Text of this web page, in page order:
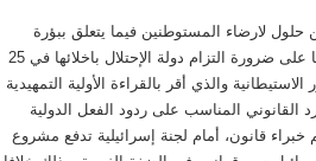
لارضاء المستوطنين فيما يتعلق ببؤرة
“عمونا الإستيطانية ” والتي صدر قرار من المحكمة الإسرائيلية العليا على ضرورة التزام دولة الإحتلال باخلائها في 25
والذي أقر بالقراءة الأولية التمهيدية
المناسب على ردود الفعل الدولية
خبراء قانون، أمام لجنة إسرائيلية تدفع مشروع